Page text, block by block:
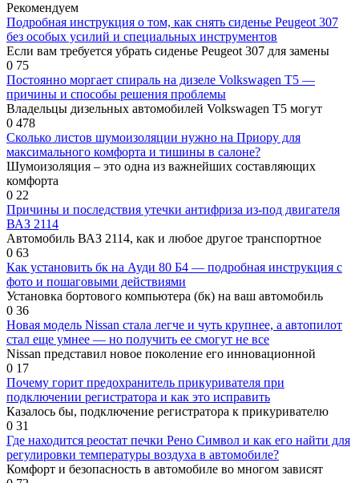
Рекомендуем
Подробная инструкция о том, как снять сиденье Peugeot 307
без особых усилий и специальных инструментов
Если вам требуется убрать сиденье Peugeot 307 для замены
0 75
Постоянно моргает спираль на дизеле Volkswagen T5 —
причины и способы решения проблемы
Владельцы дизельных автомобилей Volkswagen T5 могут
0 478
Сколько листов шумоизоляции нужно на Приору для
максимального комфорта и тишины в салоне?
Шумоизоляция – это одна из важнейших составляющих
комфорта
0 22
Причины и последствия утечки антифриза из-под двигателя
ВАЗ 2114
Автомобиль ВАЗ 2114, как и любое другое транспортное
0 63
Как установить бк на Ауди 80 Б4 — подробная инструкция с
фото и пошаговыми действиями
Установка бортового компьютера (бк) на ваш автомобиль
0 36
Новая модель Nissan стала легче и чуть крупнее, а автопилот
стал еще умнее — но получить ее смогут не все
Nissan представил новое поколение его инновационной
0 17
Почему горит предохранитель прикуривателя при
подключении регистратора и как это исправить
Казалось бы, подключение регистратора к прикуривателю
0 31
Где находится реостат печки Рено Символ и как его найти для
регулировки температуры воздуха в автомобиле?
Комфорт и безопасность в автомобиле во многом зависят